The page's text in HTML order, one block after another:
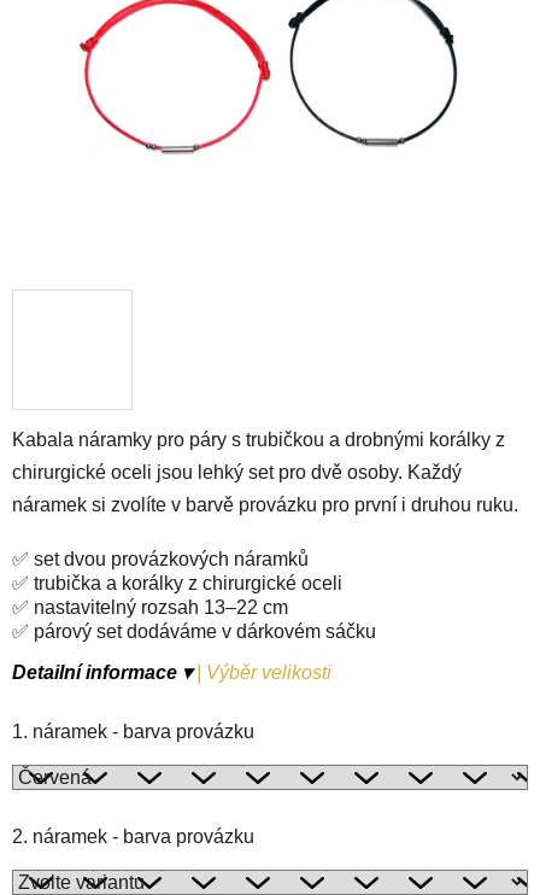
Kabala náramky pro páry s trubičkou a drobnými korálky z
chirurgické oceli jsou lehký set pro dvě osoby. Každý
náramek si zvolíte v barvě provázku pro první i druhou ruku.
✅ set dvou provázkových náramků
✅ trubička a korálky z chirurgické oceli
✅ nastavitelný rozsah 13–22 cm
✅ párový set dodáváme v dárkovém sáčku
Detailní informace ▾
Výběr velikosti
1. náramek - barva provázku
2. náramek - barva provázku
hvězdiček.